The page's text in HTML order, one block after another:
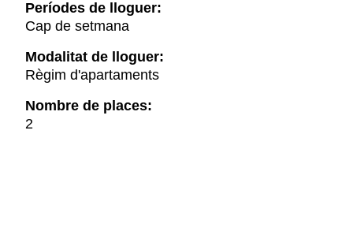
Períodes de lloguer:
Cap de setmana
Modalitat de lloguer:
Règim d'apartaments
Nombre de places:
2